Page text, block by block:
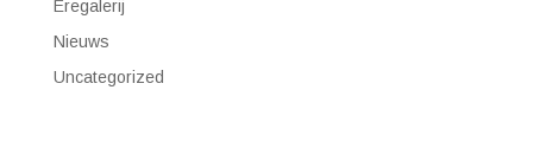
Eregalerij
Nieuws
Uncategorized